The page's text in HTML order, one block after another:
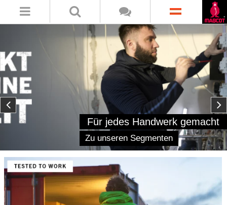
Für jedes Handwerk gemacht
Zu unseren Segmenten